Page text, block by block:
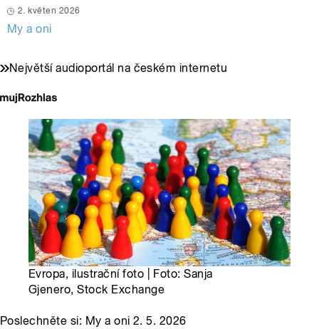
2. květen 2026
My a oni
Největší audioportál na českém internetu
Evropa, ilustrační foto | Foto: Sanja
Gjenero, Stock Exchange
Poslechněte si: My a oni 2. 5. 2026